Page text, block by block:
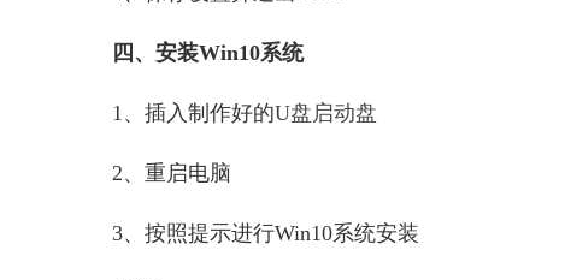
四、安装Win10系统
1、插入制作好的U盘启动盘
2、重启电脑
3、按照提示进行Win10系统安装